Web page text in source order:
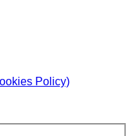
Policy)